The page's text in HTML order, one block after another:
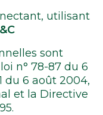
utilisant
sont
n° 78-87 du 6
du 6 août 2004,
et la Directive